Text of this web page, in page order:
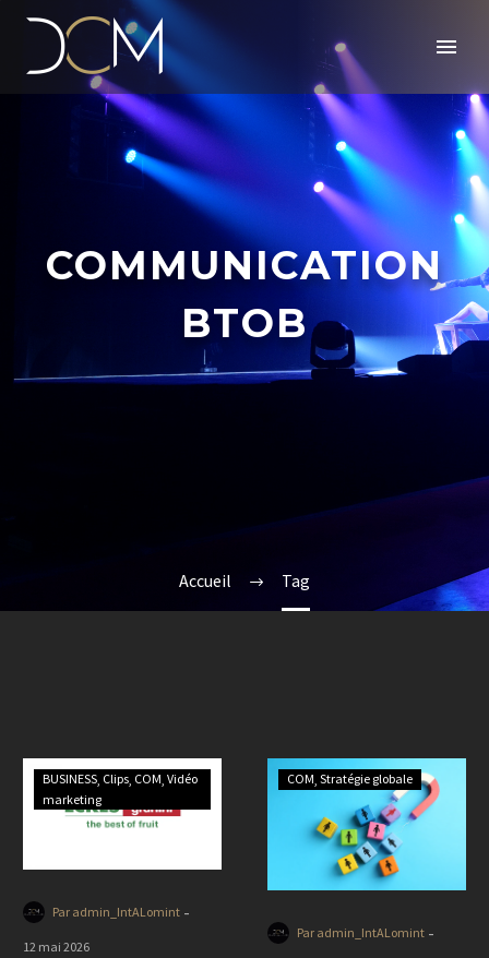
COMMUNICATION
BTOB
Accueil Tag
BUSINESS Clips COM Vidéo
marketing
Par admin_IntALomint -
12 mai 2026
COM Stratégie globale
Par admin_IntALomint -